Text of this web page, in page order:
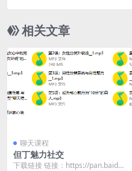
相关文章
聊天课程
但丁魅力社交
下载链接 链接：https://pan.baidu.